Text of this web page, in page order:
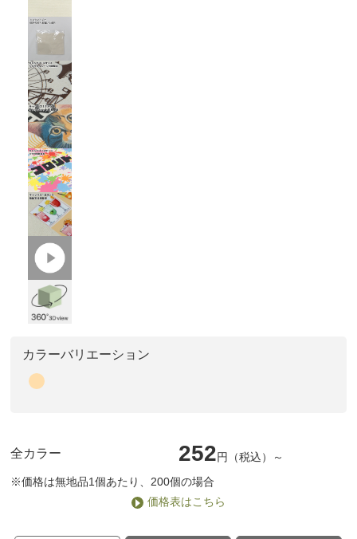
カラーバリエーション
全カラー 252円（税込）～
※価格は無地品1個あたり、200個の場合
価格表はこちら